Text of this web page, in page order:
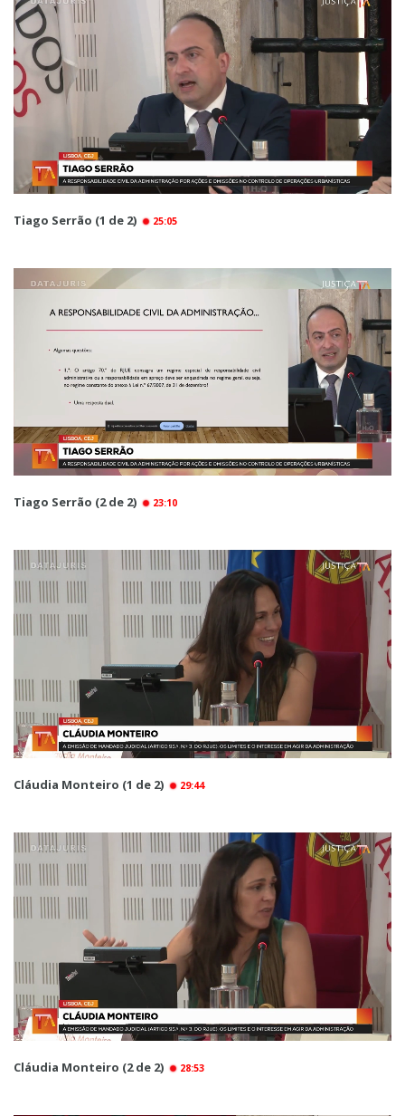
Tiago Serrão (1 de 2) 25:05
Tiago Serrão (2 de 2) 23:10
Cláudia Monteiro (1 de 2) 29:44
Cláudia Monteiro (2 de 2) 28:53